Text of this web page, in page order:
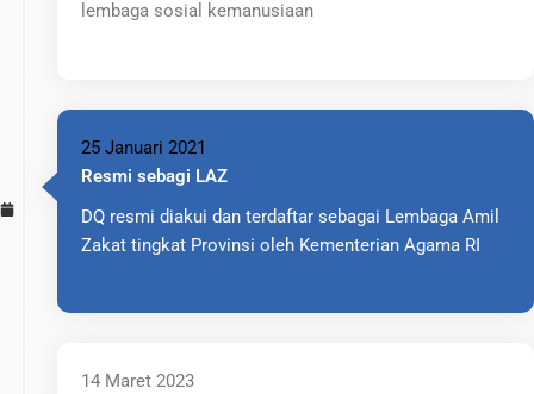
lembaga sosial kemanusiaan
25 Januari 2021
Resmi sebagi LAZ
DQ resmi diakui dan terdaftar sebagai Lembaga Amil
Zakat tingkat Provinsi oleh Kementerian Agama RI
14 Maret 2023